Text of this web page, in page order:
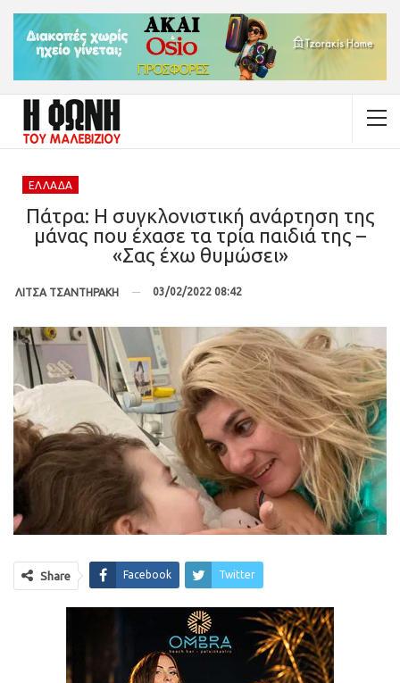
ΕΛΛΆΔΑ
Πάτρα: Η συγκλονιστική ανάρτηση της
μάνας που έχασε τα τρία παιδιά της –
«Σας έχω θυμώσει»
ΛΙΤΣΑ ΤΣΑΝΤΗΡΑΚΗ 03/02/2022 08:42
Share Facebook Twitter